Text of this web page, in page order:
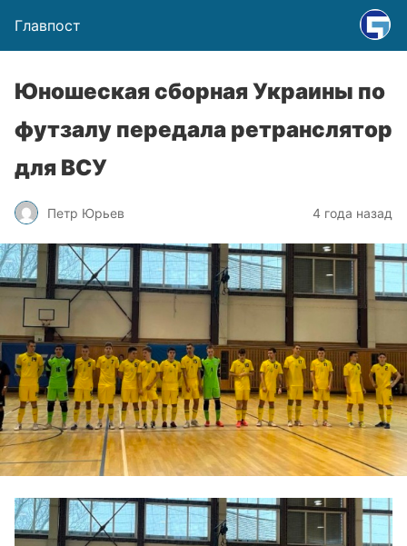
Главпост
Юношеская сборная Украины по
футзалу передала ретранслятор
для ВСУ
Петр Юрьев 4 года назад